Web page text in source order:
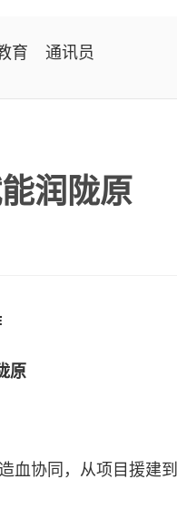
育 通讯员
润陇原
原
协同，从项目援建